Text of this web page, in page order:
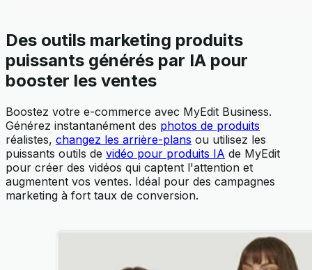
Des outils marketing produits
puissants générés par IA pour
booster les ventes
Boostez votre e-commerce avec MyEdit Business.
Générez instantanément des photos de produits
réalistes, changez les arrière-plans ou utilisez les
puissants outils de vidéo pour produits IA de MyEdit
pour créer des vidéos qui captent l'attention et
augmentent vos ventes. Idéal pour des campagnes
marketing à fort taux de conversion.